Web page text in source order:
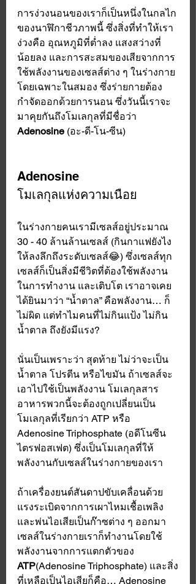
การง่วงนอนของเราก็เป็นหนึ่งในกลไก
ของนาฬิกาชีวภาพนี้ ซึ่งสิ่งที่ทำให้เรา
ง่วงคือ อุณหภูมิที่ต่ำลง แสงสว่างที่
น้อยลง และการสะสมของเสียจากการ
ใช้พลังงานของเซลส์ต่าง ๆ ในร่างกาย
โดยเฉพาะในสมอง ซึ่งร่ายกายต้อง
กำจัดออกด้วยการนอน ซึ่งวันนี้เราจะ
มาคุยกันถึงโมเลกุลที่มีชื่อว่า
Adenosine (อะ-ดี-โน-ซีน)
Adenosine
โมเลกุลแห่งความเนือย
ในร่างกายคนเรามีเซลส์อยู่ประมาณ
30 - 40 ล้านล้านเซลส์ (กินกาแฟยังไง
ให้ลงลึกถึงระดับเซลส์😂) ซึ่งเซลส์ทุก
เซลส์ก็เป็นสิ่งมีชีวิตที่ต้องใช้พลังงาน
ในการทำงาน และเติบโต เราอาจเคย
ได้ยินมาว่า “น้ำตาล” คือพลังงาน… ก็
ไม่ผิด แต่ทำไมคนที่ไม่กินแป้ง ไม่กิน
น้ำตาล ถึงยังมีแรง?
นั่นเป็นเพราะว่า สุดท้าย ไม่ว่าจะเป็น
น้ำตาล โปรตีน หรือไขมัน ถ้าเซลส์จะ
เอาไปใช้เป็นพลังงาน โมเลกุลสาร
อาหารพวกนี้จะต้องถูกเปลี่ยนเป็น
โมเลกุลที่เรียกว่า ATP หรือ
Adenosine Triphosphate (อดีโนซีน
ไตรฟอสเฟต) ซึ่งเป็นโมเลกุลที่ให้
พลังงานกับเซลส์ในร่างกายของเรา
ถ้าเครื่องยนต์สันดาปขับเคลื่อนด้วย
แรงระเบิดจากการเผาไหมเชื้อเพลิง
และพ่นไอเสียเป็นก๊าซต่าง ๆ ออกมา
เซลส์ในร่างกายเราก็ทำงานโดยใช้
พลังงานจากการแตกตัวของ
ATP(Adenosine Triphosphate) และสิ่ง
ที่เหลือเป็นไอเสียก็คือ… Adenosine